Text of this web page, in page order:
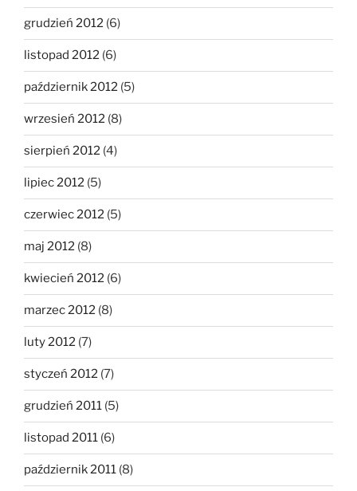
grudzień 2012 (6)
listopad 2012 (6)
październik 2012 (5)
wrzesień 2012 (8)
sierpień 2012 (4)
lipiec 2012 (5)
czerwiec 2012 (5)
maj 2012 (8)
kwiecień 2012 (6)
marzec 2012 (8)
luty 2012 (7)
styczeń 2012 (7)
grudzień 2011 (5)
listopad 2011 (6)
październik 2011 (8)